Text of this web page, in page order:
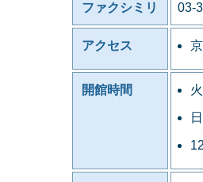
ファクシミリ 03-
アクセス
開館時間